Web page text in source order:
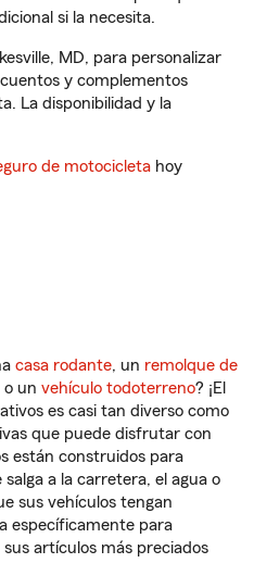
si la necesita.
MD, para personalizar
y complementos
La disponibilidad y la
de motocicleta hoy
casa rodante, un remolque de
o un vehículo todoterreno? ¡El
es casi tan diverso como
que puede disfrutar con
están construidos para
a la carretera, el agua o
sus vehículos tengan
específicamente para
artículos más preciados